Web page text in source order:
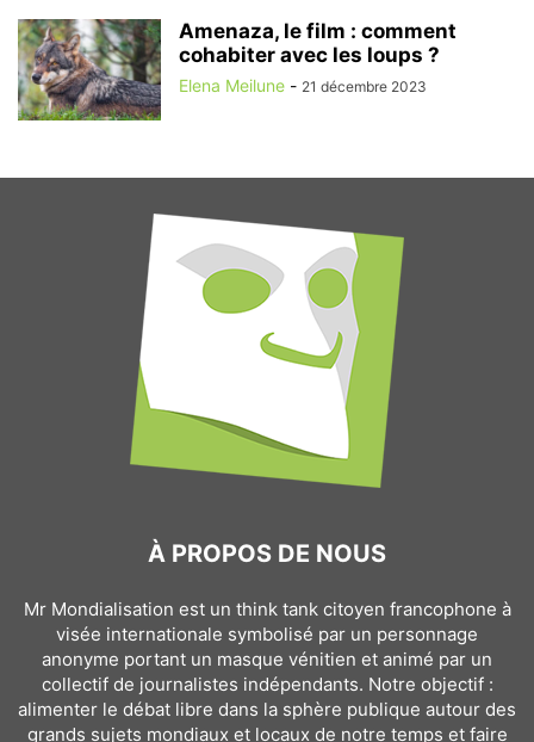
Amenaza, le film : comment
cohabiter avec les loups ?
Elena Meilune - 21 décembre 2023
À PROPOS DE NOUS
Mr Mondialisation est un think tank citoyen francophone à
visée internationale symbolisé par un personnage
anonyme portant un masque vénitien et animé par un
collectif de journalistes indépendants. Notre objectif :
alimenter le débat libre dans la sphère publique autour des
grands sujets mondiaux et locaux de notre temps et faire